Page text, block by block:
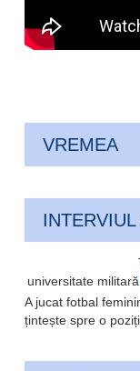
VREMEA
INTERVIUL
universitate militară
A jucat fotbal
țintește spre o